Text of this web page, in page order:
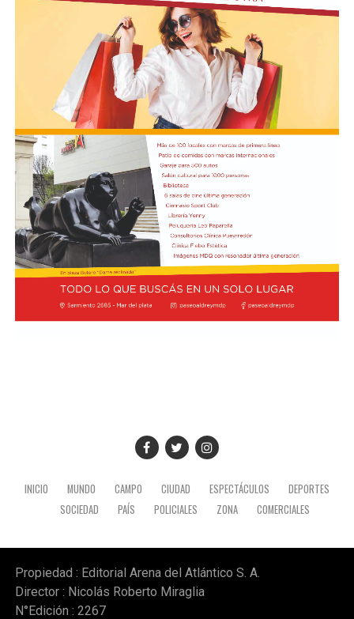
INICIO MUNDO CAMPO CIUDAD ESPECTÁCULOS
DEPORTES
SOCIEDAD
PAÍS POLICIALES ZONA COMERCIALES
Propiedad : Editorial Arena del Atlántico S. A.
Director : Nicolás Roberto Miraglia
N°Edición : 2267